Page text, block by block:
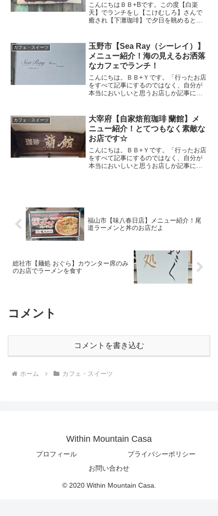
こんにちはＢＢ+Bです。この度【白楽
天】でランチをし【こけむしろ】さんで
癒され【下灘珈琲】で夕日を眺めるとい
ろ】さんを紹介したいと思います。一面
苔でおおわれた癒しの世界が...
カフェ・スイーツ
玉野市【Sea Ray（シーレイ）】
メニュー紹介！海の見えるお洒落
なカフェでランチ！
こんにちは。ＢＢ+Ｙです。「行ったお店
をすべて記事にするのではなく、自分が
本当においしいと思うお店しか記事にし
います。海が見えるカフェは大好きな場
所。これまでの記...
カフェ・スイーツ
大宰府【自家焙煎珈琲 蘭館】メ
ニュー紹介！とてつもなく素敵な
お店です☆
こんにちは。ＢＢ+Ｙです。「行ったお店
をすべて記事にするのではなく、自分が
本当においしいと思うお店しか記事にし
福山市【味八春日店】メニュー紹介！尾
道ラーメンと丼のお店だよ
総社市【麺処 おぐら】カウンター席のみ
のお店でラーメンを食す
コメント
コメントを書き込む
ホーム カフェ・スイーツ
Within Mountain Casa
プロフィール
プライバシーポリシー
お問い合わせ
© 2020 Within Mountain Casa.